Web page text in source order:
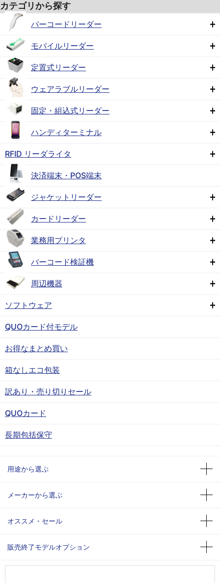
カテゴリから探す
バーコードリーダー
モバイルリーダー
定置式リーダー
ウェアラブルリーダー
固定・組込式リーダー
ハンディターミナル
RFID リーダライタ
決済端末・POS端末
ジャケットリーダー
カードリーダー
業務用プリンタ
バーコード検証機
周辺機器
ソフトウェア
QUOカード付モデル
お得なまとめ買い
箱なしエコ包装
訳あり・売り切りセール
QUOカード
長期包括保守
用途から選ぶ
メーカーから選ぶ
オススメ・セール
販売終了モデルオプション